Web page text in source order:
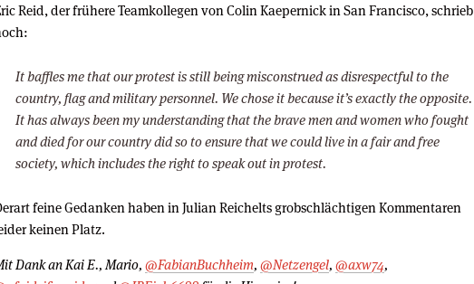
Reid, der frühere Teamkollegen von Colin Kaepernick in San Francisco, schrieb
It baffles me that our protest is still being misconstrued as disrespectful to the
country, flag and military personnel. We chose it because it’s exactly the opposite.
It has always been my understanding that the brave men and women who fought
and died for our country did so to ensure that we could live in a fair and free
society, which includes the right to speak out in protest.
feine Gedanken haben in Julian Reichelts grobschlächtigen Kommentaren
keinen Platz.
Dank an Kai E., Mario, @FabianBuchheim, @Netzengel, @axw74,